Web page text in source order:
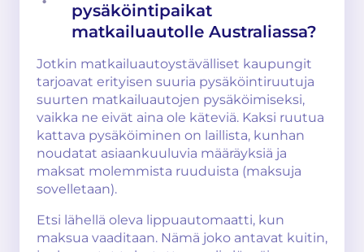
pysäköintipaikat
matkailuautolle Australiassa?
Jotkin matkailuautoystävälliset kaupungit
tarjoavat erityisen suuria pysäköintiruutuja
suurten matkailuautojen pysäköimiseksi,
vaikka ne eivät aina ole käteviä. Kaksi ruutua
kattava pysäköiminen on laillista, kunhan
noudatat asiaankuuluvia määräyksiä ja
maksat molemmista ruuduista (maksuja
sovelletaan).
Etsi lähellä oleva lippuautomaatti, kun
maksua vaaditaan. Nämä joko antavat kuitin,